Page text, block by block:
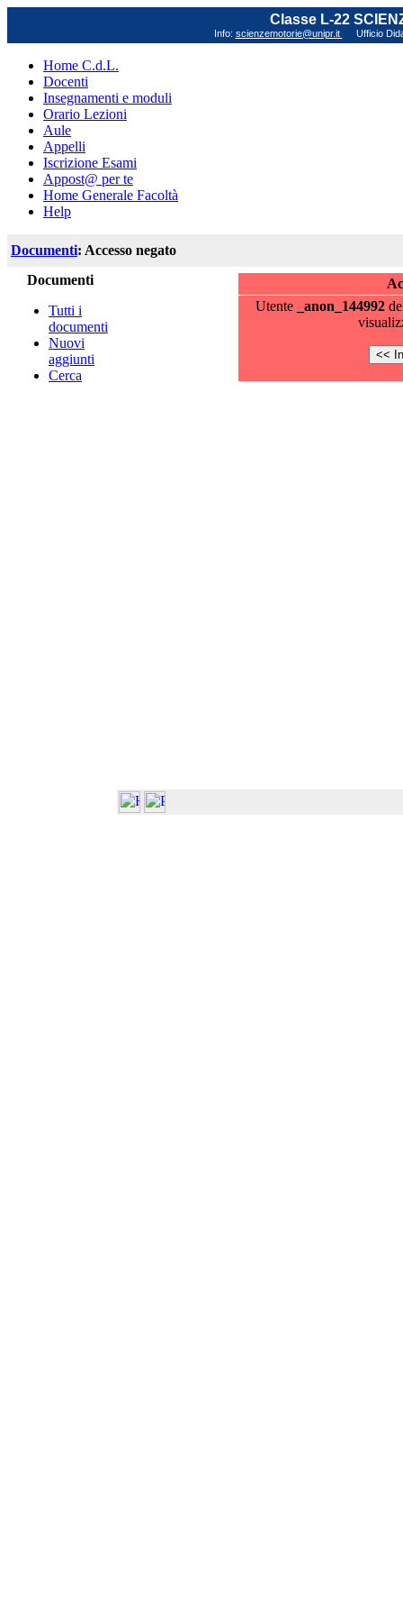
Classe L-22
Info: scienzemotorie@unipr.it Ufficio
Home C.d.L.
Docenti
Insegnamenti e moduli
Orario Lezioni
Aule
Appelli
Iscrizione Esami
Appost@ per te
Home Generale Facoltà
Help
Documenti: Accesso negato
Documenti
Tutti i
documenti
Nuovi
aggiunti
Cerca
Utente
_anon_144992